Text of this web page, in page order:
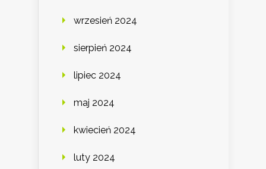
wrzesień 2024
sierpień 2024
lipiec 2024
maj 2024
kwiecień 2024
luty 2024